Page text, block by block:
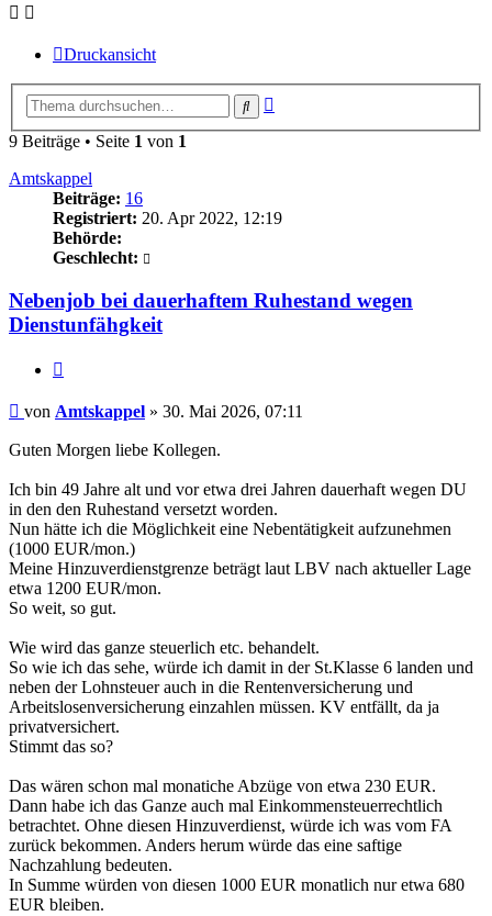
Druckansicht
Suche
9 Beiträge • Seite 1 von 1
Amtskappel
Beiträge: 16
Registriert: 20. Apr 2022, 12:19
Behörde:
Geschlecht:
Nebenjob bei dauerhaftem Ruhestand wegen
Dienstunfähgkeit
Beitrag
von Amtskappel » 30. Mai 2026, 07:11
Guten Morgen liebe Kollegen.
Ich bin 49 Jahre alt und vor etwa drei Jahren dauerhaft wegen DU
in den den Ruhestand versetzt worden.
Nun hätte ich die Möglichkeit eine Nebentätigkeit aufzunehmen
(1000 EUR/mon.)
Meine Hinzuverdienstgrenze beträgt laut LBV nach aktueller Lage
etwa 1200 EUR/mon.
So weit, so gut.
Wie wird das ganze steuerlich etc. behandelt.
So wie ich das sehe, würde ich damit in der St.Klasse 6 landen und
neben der Lohnsteuer auch in die Rentenversicherung und
Arbeitslosenversicherung einzahlen müssen. KV entfällt, da ja
privatversichert.
Stimmt das so?
Das wären schon mal monatiche Abzüge von etwa 230 EUR.
Dann habe ich das Ganze auch mal Einkommensteuerrechtlich
betrachtet. Ohne diesen Hinzuverdienst, würde ich was vom FA
zurück bekommen. Anders herum würde das eine saftige
Nachzahlung bedeuten.
In Summe würden von diesen 1000 EUR monatlich nur etwa 680
EUR bleiben.